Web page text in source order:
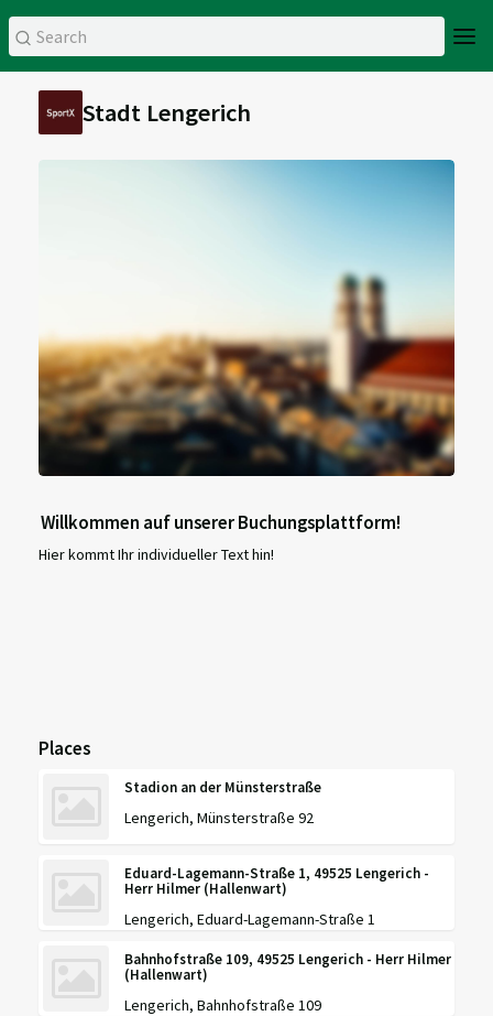
Stadt Lengerich
Willkommen auf unserer Buchungsplattform!
Hier kommt Ihr individueller Text hin!
Places
Stadion an der Münsterstraße
Lengerich, Münsterstraße 92
Eduard-Lagemann-Straße 1, 49525 Lengerich -
Herr Hilmer (Hallenwart)
Lengerich, Eduard-Lagemann-Straße 1
Bahnhofstraße 109, 49525 Lengerich - Herr Hilmer
(Hallenwart)
Lengerich, Bahnhofstraße 109